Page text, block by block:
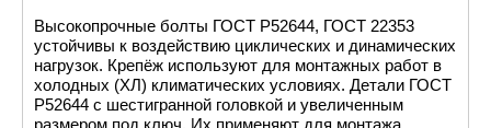
Высокопрочные болты ГОСТ Р52644, ГОСТ 22353
устойчивы к воздействию циклических и динамических
нагрузок. Крепёж используют для монтажных работ в
холодных (ХЛ) климатических условиях. Детали ГОСТ
Р52644 с шестигранной головкой и увеличенным